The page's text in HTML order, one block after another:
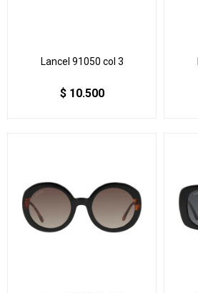
Lancel 91050 col 3
$ 10.500